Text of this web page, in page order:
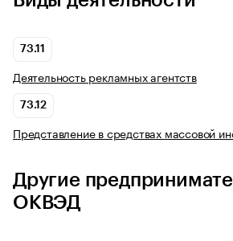
73.11
Деятельность рекламных агентств
73.12
Представление в средствах массовой
Другие
ОКВЭД